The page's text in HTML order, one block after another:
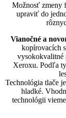
Možnosť zmeny
upraviť do
Vianočné a
kopírovacích
vysokokvalitné
Xeroxu. Podľa
Technológia tlače
hladké.
technológii